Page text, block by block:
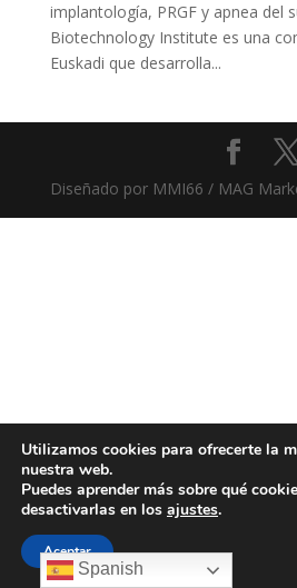
implantología, PRGF y apnea del
Biotechnology Institute es una
Euskadi que desarrolla...
Diseñado por MMI66 / MAG
Spanish
Utilizamos cookies para ofrecerte la
nuestra web.
Puedes aprender más sobre qué
desactivarlas en los ajustes.
Aceptar